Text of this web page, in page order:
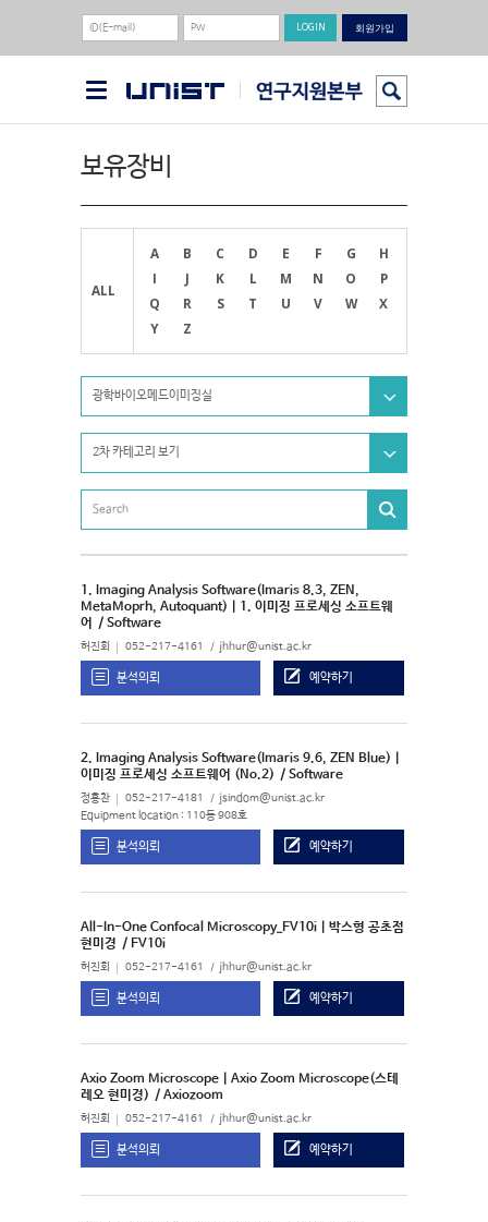
회원가입
보유장비
ALL
A B C D E F G
H
I
J K L M N O
P
Q
R S T U V W
X
Y
Z
광학바이오메드이미징실
2차 카테고리 보기
1. Imaging Analysis Software(Imaris 8.3, ZEN,
MetaMoprh, Autoquant) | 1. 이미징 프로세싱 소프트웨
어 / Software
허진회 052-217-4161 jhhur@unist.ac.kr
분석의뢰 예약하기
2. Imaging Analysis Software(Imaris 9.6, ZEN Blue) |
이미징 프로세싱 소프트웨어 (No.2) / Software
정홍찬 052-217-4181 jsindom@unist.ac.kr
Equipment location : 110동 908호
분석의뢰 예약하기
All-In-One Confocal Microscopy_FV10i | 박스형 공초점
현미경 / FV10i
허진회 052-217-4161 jhhur@unist.ac.kr
분석의뢰 예약하기
Axio Zoom Microscope | Axio Zoom Microscope(스테
레오 현미경) / Axiozoom
허진회 052-217-4161 jhhur@unist.ac.kr
분석의뢰 예약하기